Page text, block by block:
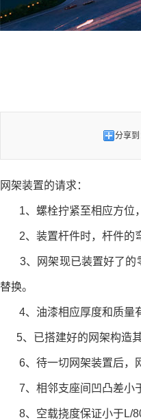
分享到
网架装置的请求：
1、螺栓拧紧至相应方位
2、装置杆件时，杆件的
3、网架现已装置好了的零
替换。
4、油漆相应厚度和质量有
5、已搭建好的网架构造其
6、待一切网架装置后，网
7、相邻支座间凹凸差小
8、空载挠度保证小于L/